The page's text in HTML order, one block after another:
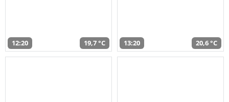
12:20 19,7 °C 13:20 20,6 °C